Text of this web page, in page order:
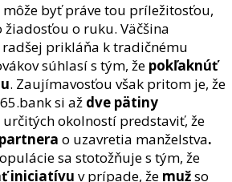
môže byť práve tou príležitosťou,
o ruku. Väčšina
prikláňa k tradičnému
súhlasí s tým, že pokľaknúť
. Zaujímavosťou však pritom je, že
si až dve pätiny
určitých okolností predstaviť, že
o uzavretia manželstva.
sa stotožňuje s tým, že
iniciatívu v prípade, že mužso